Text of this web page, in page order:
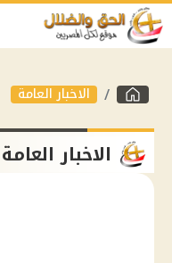
الاخبار العامة
الاخبار العامة